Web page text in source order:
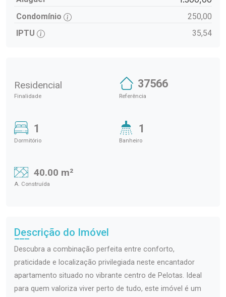
Condomínio
250,00
IPTU
35,54
Residencial
Finalidade
37566
Referência
1
Dormitório
1
Banheiro
40.00 m²
A. Construída
Descrição do Imóvel
Descubra a combinação perfeita entre conforto,
praticidade e localização privilegiada neste encantador
apartamento situado no vibrante centro de Pelotas. Ideal
para quem valoriza viver perto de tudo, este imóvel é um